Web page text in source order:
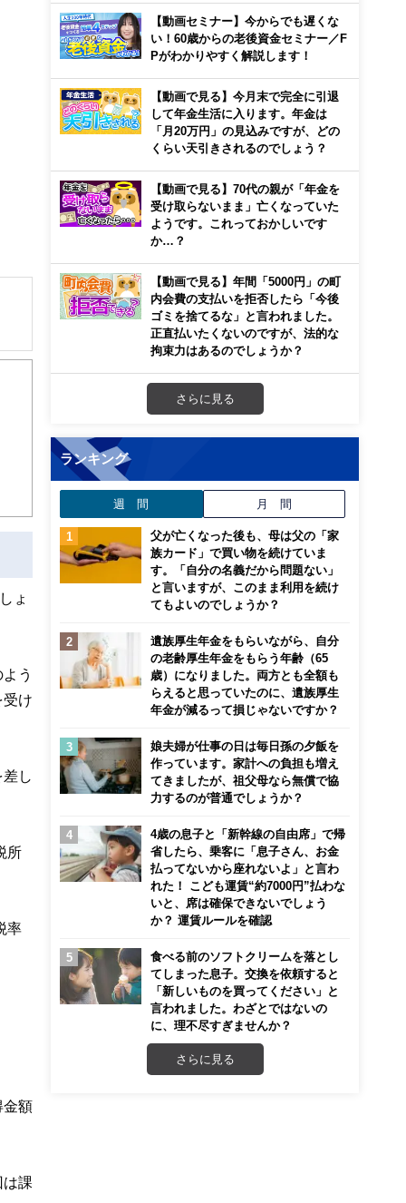
き
ょ
う
受け
し
所
率
金額
は課
【動画セミナー】今からでも遅くな
い！60歳からの老後資金セミナー／F
Pがわかりやすく解説します！
【動画で見る】今月末で完全に引退
して年金生活に入ります。年金は
「月20万円」の見込みですが、どの
くらい天引きされるのでしょう？
【動画で見る】70代の親が「年金を
受け取らないまま」亡くなっていた
ようです。これっておかしいです
か…？
【動画で見る】年間「5000円」の町
内会費の支払いを拒否したら「今後
ゴミを捨てるな」と言われました。
正直払いたくないのですが、法的な
拘束力はあるのでしょうか？
さらに見る
ランキング
週 間 月 間
父が亡くなった後も、母は父の「家
族カード」で買い物を続けていま
す。「自分の名義だから問題ない」
と言いますが、このまま利用を続け
てもよいのでしょうか？
遺族厚生年金をもらいながら、自分
の老齢厚生年金をもらう年齢（65
歳）になりました。両方とも全額も
らえると思っていたのに、遺族厚生
年金が減るって損じゃないですか？
娘夫婦が仕事の日は毎日孫の夕飯を
作っています。家計への負担も増え
てきましたが、祖父母なら無償で協
力するのが普通でしょうか？
4歳の息子と「新幹線の自由席」で帰
省したら、乗客に「息子さん、お金
払ってないから座れないよ」と言わ
れた！ こども運賃“約7000円”払わな
いと、席は確保できないでしょう
か？ 運賃ルールを確認
食べる前のソフトクリームを落とし
てしまった息子。交換を依頼すると
「新しいものを買ってください」と
言われました。わざとではないの
に、理不尽すぎませんか？
さらに見る